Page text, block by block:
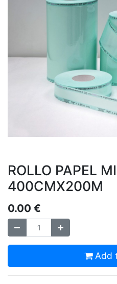
ROLLO PAPEL
400CMX200M
0.00 €
Add